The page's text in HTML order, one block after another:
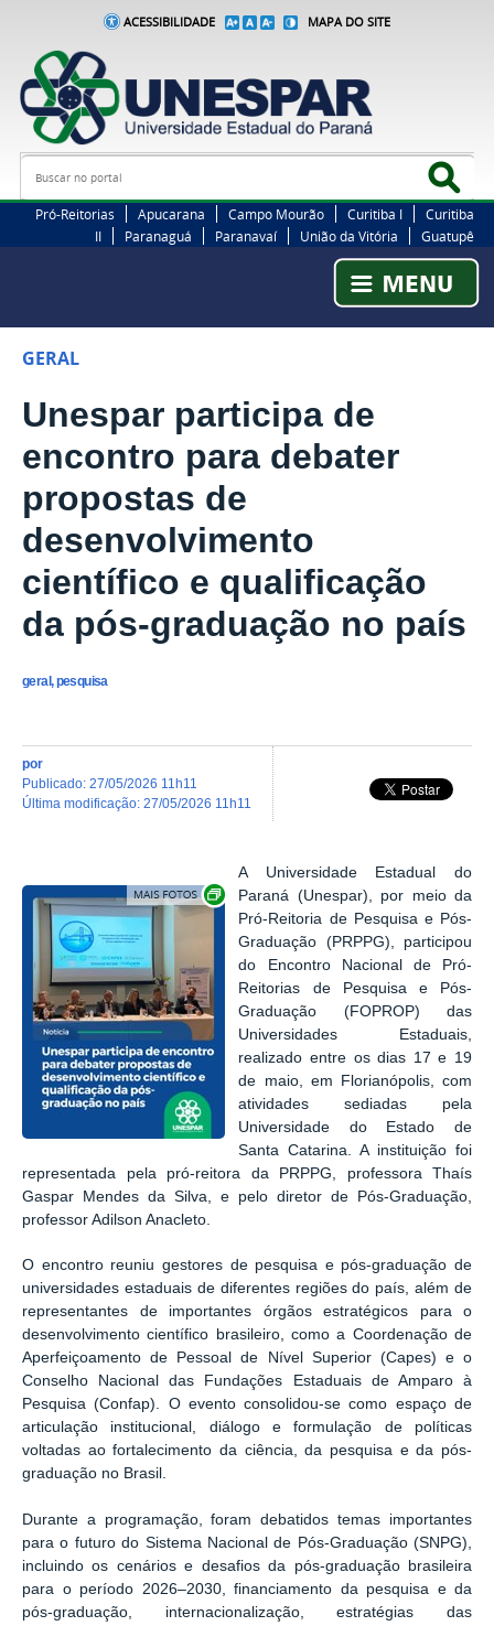
ACESSIBILIDADE MAPA DO SITE
Busca
Pró-Reitorias Apucarana Campo Mourão Curitiba I
Curitiba
II
Paranaguá Paranavaí União da Vitória Guatupê
GERAL
Unespar participa de
encontro para debater
propostas de
desenvolvimento
científico e qualificação
da pós-graduação no país
geral, pesquisa
por
publicado: 27/05/2026 11h11
última modificação: 27/05/2026 11h11
Exibir carrossel de imagens
A Universidade Estadual do
Paraná (Unespar), por meio da
Pró-Reitoria de Pesquisa e Pós-
Graduação (PRPPG), participou
do Encontro Nacional de Pró-
Reitorias de Pesquisa e Pós-
Graduação (FOPROP) das
Universidades Estaduais,
realizado entre os dias 17 e 19
de maio, em Florianópolis, com
atividades sediadas pela
Universidade do Estado de
Santa Catarina. A instituição foi
representada pela pró-reitora da PRPPG, professora Thaís
Gaspar Mendes da Silva, e pelo diretor de Pós-Graduação,
professor Adilson Anacleto.
O encontro reuniu gestores de pesquisa e pós-graduação de
universidades estaduais de diferentes regiões do país, além de
representantes de importantes órgãos estratégicos para o
desenvolvimento científico brasileiro, como a Coordenação de
Aperfeiçoamento de Pessoal de Nível Superior (Capes) e o
Conselho Nacional das Fundações Estaduais de Amparo à
Pesquisa (Confap). O evento consolidou-se como espaço de
articulação institucional, diálogo e formulação de políticas
voltadas ao fortalecimento da ciência, da pesquisa e da pós-
graduação no Brasil.
Durante a programação, foram debatidos temas importantes
para o futuro do Sistema Nacional de Pós-Graduação (SNPG),
incluindo os cenários e desafios da pós-graduação brasileira
para o período 2026–2030, financiamento da pesquisa e da
pós-graduação, internacionalização, estratégias das